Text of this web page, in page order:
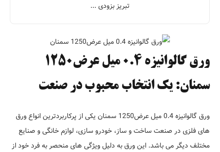
تبریز بزودی ...
ورق گالوانیزه 0.4 میل عرض1250
سمنان: یک انتخاب محبوب در صنعت
ورق گالوانیزه 0.4 میل عرض1250 سمنان یکی از پرکاربردترین انواع ورق
های فلزی در صنعت ساخت و ساز، خودرو سازی، لوازم خانگی و صنایع
مختلف دیگر می باشد. این ورق به دلیل ویژگی های منحصر به فرد خود از